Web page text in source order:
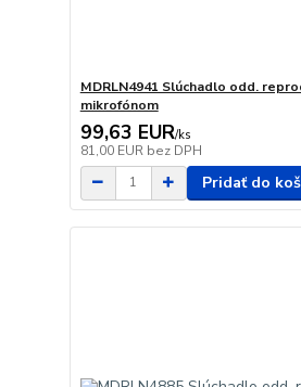
MDRLN4941 Slúchadlo odd.
mikrofónom
99,63 EUR/ks
81,00 EUR bez DPH
Pridať do